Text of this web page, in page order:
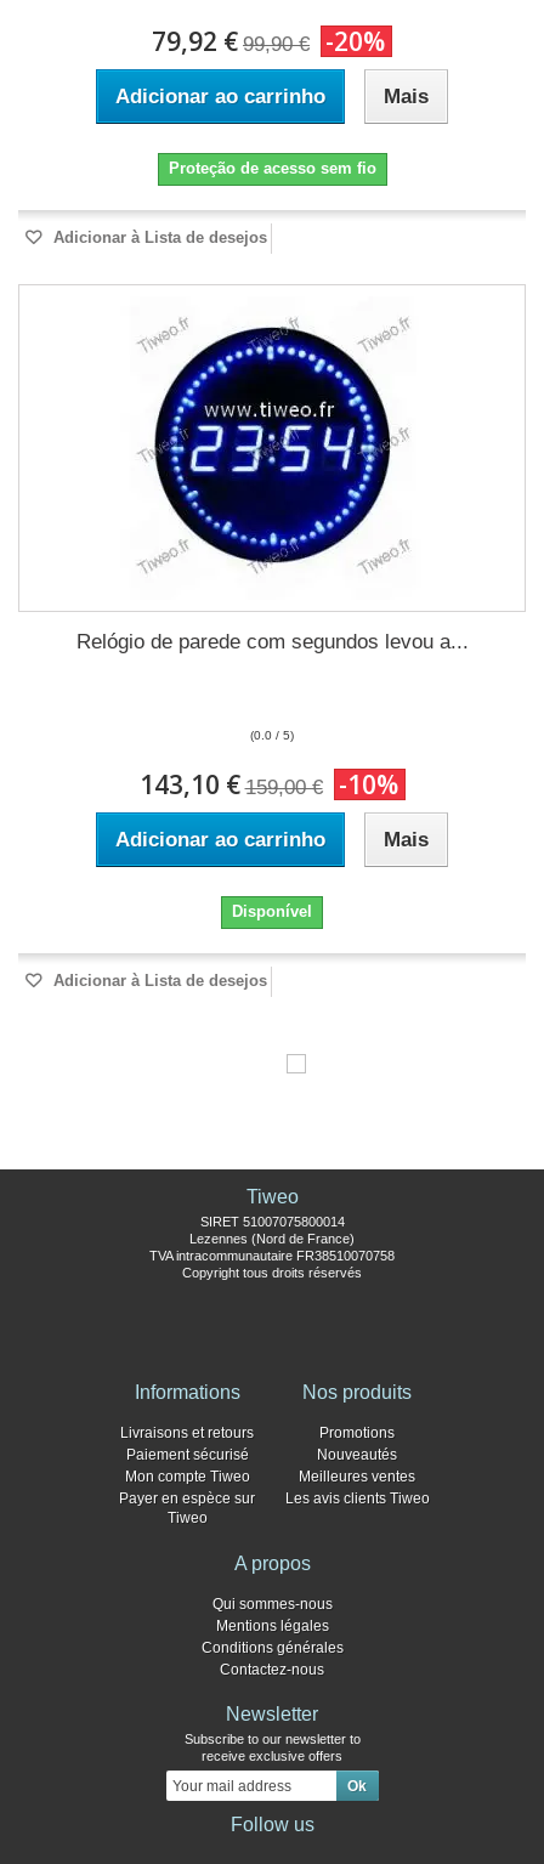
79,92 € 99,90 € -20%
Adicionar ao carrinho Mais
Proteção de acesso sem fio
Adicionar à Lista de desejos
Relógio de parede com segundos levou a...
(0.0 / 5)
143,10 € 159,00 € -10%
Adicionar ao carrinho Mais
Disponível
Adicionar à Lista de desejos
Tiweo
SIRET 51007075800014
Lezennes (Nord de France)
TVA intracommunautaire FR38510070758
Copyright tous droits réservés
Informations
Livraisons et retours
Paiement sécurisé
Mon compte Tiweo
Payer en espèce sur
Tiweo
Nos produits
Promotions
Nouveautés
Meilleures ventes
Les avis clients Tiweo
A propos
Qui sommes-nous
Mentions légales
Conditions générales
Contactez-nous
Newsletter
Subscribe to our newsletter to
receive exclusive offers
Follow us